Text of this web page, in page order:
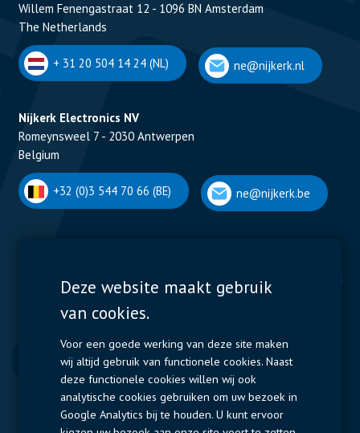
Willem Fenengastraat 12 - 1096 BN Amsterdam
The Netherlands
+ 31 20 504 14 24 (NL) ne@nijkerk.nl
Nijkerk Electronics NV
Romeynsweel 7 - 2030 Antwerpen
Belgium
+32 (0)3 544 70 66 (BE) ne@nijkerk.be
Display Solutions
Displays
Power Solutions
Contactors & Fuses
Measurement
Resistors
Deze website maakt gebruik
van cookies.
Voor een goede werking van deze site maken
wij altijd gebruik van functionele cookies. Naast
deze functionele cookies willen wij ook
analytische cookies gebruiken om uw bezoek in
Google Analytics bij te houden. U kunt ervoor